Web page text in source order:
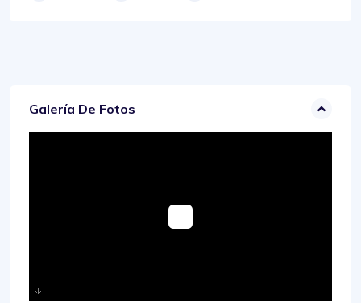
Galería De Fotos